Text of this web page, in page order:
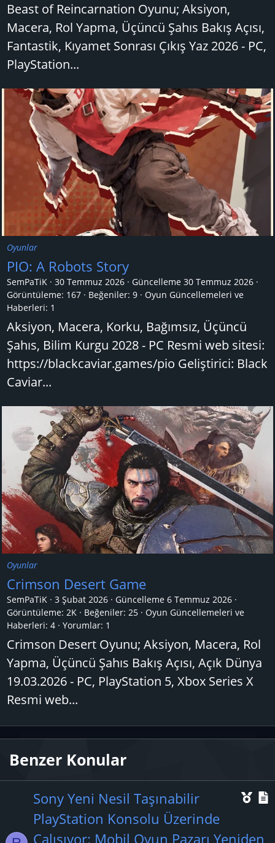
Beast of Reincarnation Oyunu; Aksiyon,
Macera, Rol Yapma, Üçüncü Şahıs Bakış Açısı,
Fantastik, Kıyamet Sonrası Çıkış Yaz 2026 - PC,
PlayStation...
Oyunlar
PIO: A Robots Story
SemPaTiK 30 Temmuz 2026 Güncelleme 30 Temmuz 2026
Görüntüleme: 167
Beğeniler: 9
Oyun Güncellemeleri ve
Haberleri: 1
Aksiyon, Macera, Korku, Bağımsız, Üçüncü
Şahıs, Bilim Kurgu 2028 - PC Resmi web sitesi:
https://blackcaviar.games/pio Geliştirici: Black
Caviar...
Oyunlar
Crimson Desert Game
SemPaTiK 3 Şubat 2026 Güncelleme 6 Temmuz 2026
Görüntüleme: 2K
Beğeniler: 25
Oyun Güncellemeleri ve
Haberleri: 4 Yorumlar: 1
Crimson Desert Oyunu; Aksiyon, Macera, Rol
Yapma, Üçüncü Şahıs Bakış Açısı, Açık Dünya
19.03.2026 - PC, PlayStation 5, Xbox Series X
Resmi web...
Benzer Konular
Ö
e
Sony Yeni Nesil Taşınabilir
PlayStation Konsolu Üzerinde
Çalışıyor: Mobil Oyun Pazarı Yeniden